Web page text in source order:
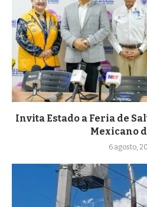
Invita Estado a Feria de
Mexicano
6 agosto,